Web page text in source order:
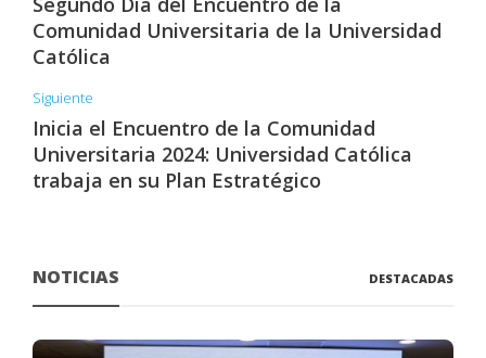
Comunidad Universitaria de la Universidad
Católica
Siguiente
Inicia el Encuentro de la Comunidad
Universitaria 2024: Universidad Católica
trabaja en su Plan Estratégico
NOTICIAS DESTACADAS